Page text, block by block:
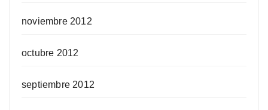
noviembre 2012
octubre 2012
septiembre 2012